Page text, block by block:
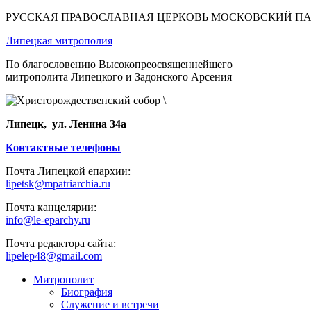
РУССКАЯ ПРАВОСЛАВНАЯ ЦЕРКОВЬ МОСКОВСКИЙ
Липецкая митрополия
По благословению Высокопреосвященнейшего
митрополита Липецкого и Задонского Арсения
Липецк, ул. Ленина 34а
Контактные телефоны
Почта Липецкой епархии:
lipetsk@mpatriarchia.ru
Почта канцелярии:
info@le-eparchy.ru
Почта редактора сайта:
lipelep48@gmail.com
Митрополит
Биография
Служение и встречи